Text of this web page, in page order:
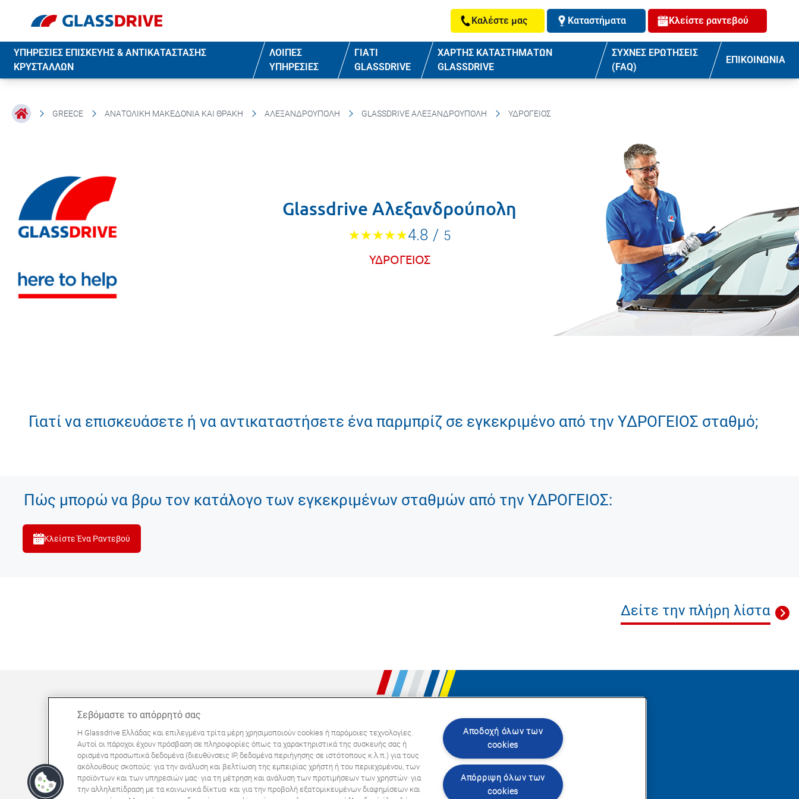
Καλέστε μας Καταστήματα Κλείστε ραντεβού
ΥΠΗΡΕΣΙΕΣ ΕΠΙΣΚΕΥΗΣ & ΑΝΤΙΚΑΤΑΣΤΑΣΗΣ
ΚΡΥΣΤΑΛΛΩΝ
ΛΟΙΠΕΣ
ΥΠΗΡΕΣΙΕΣ
ΓΙΑΤΙ
GLASSDRIVE
ΧΑΡΤΗΣ ΚΑΤΑΣΤΗΜΑΤΩΝ
GLASSDRIVE
ΣΥΧΝΕΣ ΕΡΩΤΗΣΕΙΣ
(FAQ)
ΕΠΙΚΟΙΝΩΝΙΑ
GREECE ΑΝΑΤΟΛΙΚΉ ΜΑΚΕΔΟΝΊΑ ΚΑΙ ΘΡΆΚΗ ΑΛΕΞΑΝΔΡΟΎΠΟΛΗ GLASSDRIVE ΑΛΕΞΑΝΔΡΟΎΠΟΛΗ ΥΔΡΟΓΕΙΟΣ
Glassdrive Αλεξανδρούπολη
4.8 / 5
ΥΔΡΟΓΕΙΟΣ
Γιατί να επισκευάσετε ή να αντικαταστήσετε ένα παρμπρίζ σε εγκεκριμένο από την ΥΔΡΟΓΕΙΟΣ σταθμό;
Πώς μπορώ να βρω τον κατάλογο των εγκεκριμένων σταθμών από την ΥΔΡΟΓΕΙΟΣ:
Κλείστε Ένα Ραντεβού
Δείτε την πλήρη λίστα
ΜΠΟΡΕΊ ΝΑ ΣΑΣ ΕΝΔΙΑΦΈΡΕΙ
Συχνές ερωτήσεις
Σχετικά με εμάς
Πανευρωπαϊκό δίκτυο
Ακολουθήστε μας
Σεβόμαστε το απόρρητό σας
Η Glassdrive Ελλάδας και επιλεγμένα τρίτα μέρη χρησιμοποιούν cookies ή παρόμοιες τεχνολογίες.
Αυτοί οι πάροχοι έχουν πρόσβαση σε πληροφορίες όπως τα χαρακτηριστικά της συσκευής σας ή
ορισμένα προσωπικά δεδομένα (διευθύνσεις IP, δεδομένα περιήγησης σε ιστότοπους κ.λ.π.) για τους
ακόλουθους σκοπούς: για την ανάλυση και βελτίωση της εμπειρίας χρήστη ή του περιεχομένου, των
προϊόντων και των υπηρεσιών μας· για τη μέτρηση και ανάλυση των προτιμήσεων των χρηστών· για
την αλληλεπίδραση με τα κοινωνικά δίκτυα· και για την προβολή εξατομικευμένων διαφημίσεων και
Αποδοχή όλων των
cookies
Απόρριψη όλων των
cookies